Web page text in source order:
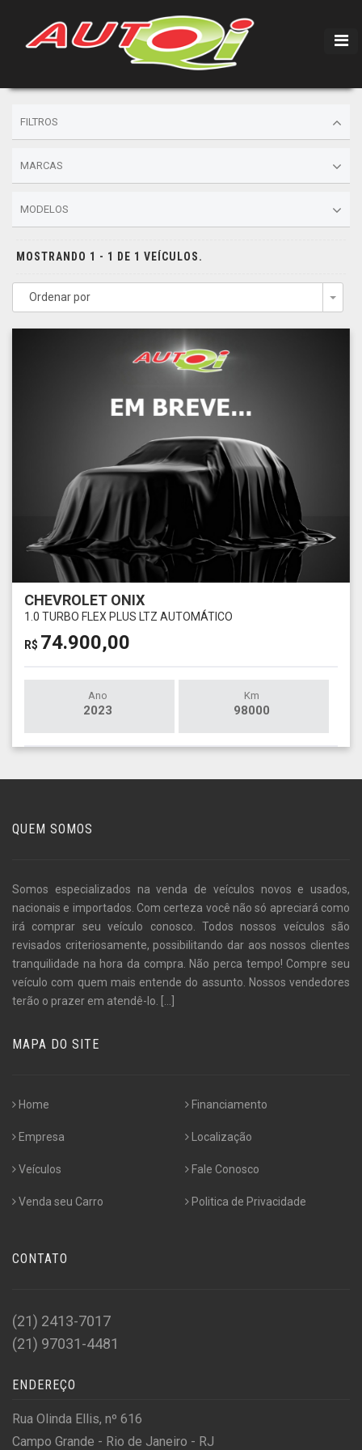
FILTROS
MARCAS
MODELOS
MOSTRANDO 1 - 1 DE 1 VEÍCULOS.
Ordenar por
CHEVROLET ONIX
1.0 TURBO FLEX PLUS LTZ AUTOMÁTICO
R$ 74.900,00
Ano
2023
Km
98000
QUEM SOMOS
Somos especializados na venda de veículos novos e usados,
nacionais e importados. Com certeza você não só apreciará como
irá comprar seu veículo conosco. Todos nossos veículos são
revisados criteriosamente, possibilitando dar aos nossos clientes
tranquilidade na hora da compra. Não perca tempo! Compre seu
veículo com quem mais entende do assunto. Nossos vendedores
terão o prazer em atendê-lo. [...]
MAPA DO SITE
Home
Empresa
Veículos
Venda seu Carro
Financiamento
Localização
Fale Conosco
Politica de Privacidade
CONTATO
(21) 2413-7017
(21) 97031-4481
ENDEREÇO
Rua Olinda Ellis, nº 616
Campo Grande - Rio de Janeiro - RJ